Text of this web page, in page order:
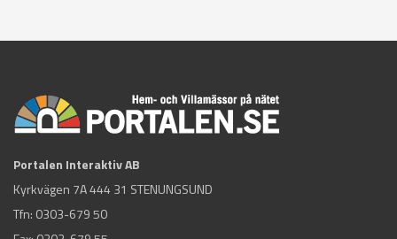
Portalen Interaktiv AB
Kyrkvägen 7A 444 31 STENUNGSUND
Tfn: 0303-679 50